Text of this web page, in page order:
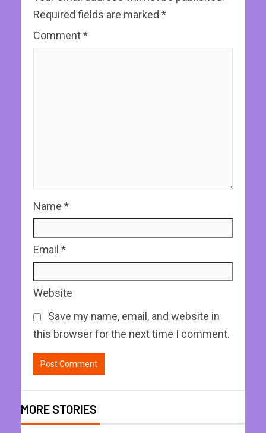
Required fields are marked *
Comment*
Name *
Email *
Website
Save my name, email, and website in
this browser for the next time I comment.
MORE STORIES